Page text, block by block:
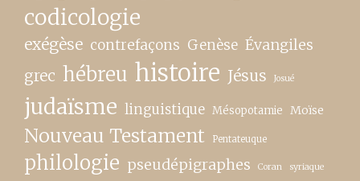
codicologie
exégèse contrefaçons Genèse Évangiles
grec hébreu histoire Jésus Josué
judaïsme linguistique Mésopotamie Moïse
Nouveau Testament Pentateuque
philologie pseudépigraphes Coran syriaque